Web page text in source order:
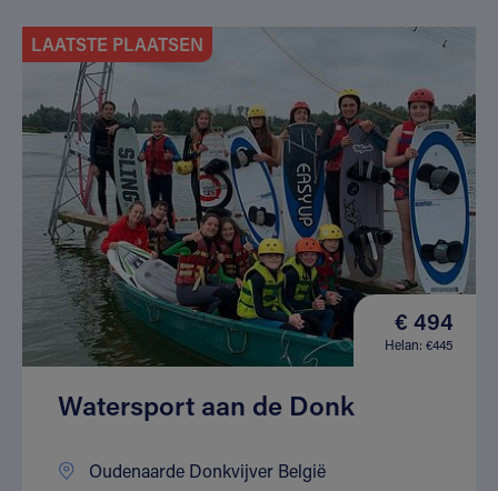
LAATSTE PLAATSEN
€ 494
Helan: €445
Watersport aan de Donk
Oudenaarde Donkvijver België